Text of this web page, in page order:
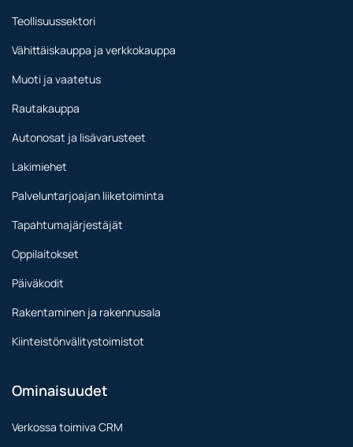
Teollisuussektori
Vähittäiskauppa ja verkkokauppa
Muoti ja vaatetus
Rautakauppa
Autonosat ja lisävarusteet
Lakimiehet
Palveluntarjoajan liiketoiminta
Tapahtumajärjestäjät
Oppilaitokset
Päiväkodit
Rakentaminen ja rakennusala
Kiinteistönvälitystoimistot
Ominaisuudet
Verkossa toimiva CRM